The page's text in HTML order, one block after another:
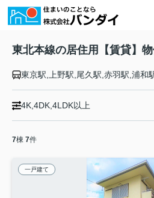
東北本線の居住用【賃貸】
4K,4DK,4LDK以上
7棟 7件
一戸建て